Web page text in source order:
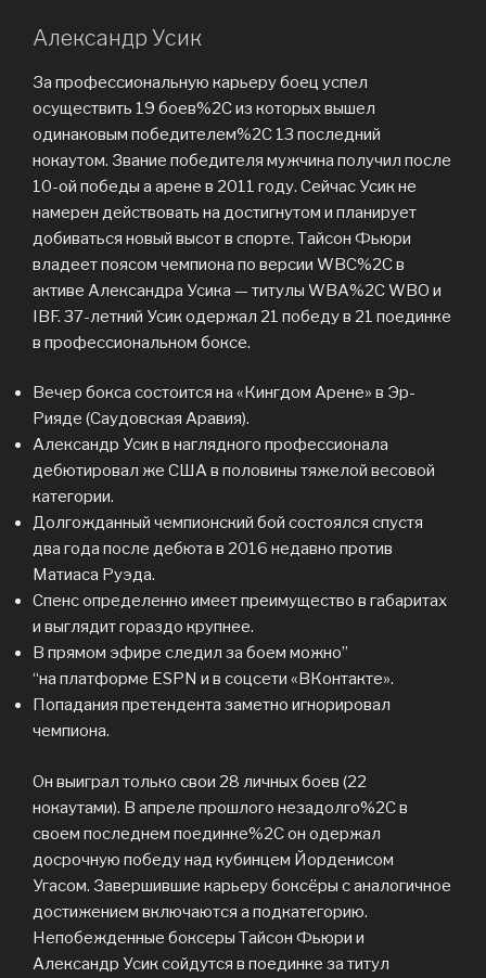
Александр Усик
За профессиональную карьеру боец успел
осуществить 19 боев%2C из которых вышел
одинаковым победителем%2C 13 последний
нокаутом. Звание победителя мужчина получил после
10-ой победы а арене в 2011 году. Сейчас Усик не
намерен действовать на достигнутом и планирует
добиваться новый высот в спорте. Тайсон Фьюри
владеет поясом чемпиона по версии WBC%2C в
активе Александра Усика — титулы WBA%2C WBO и
IBF. 37-летний Усик одержал 21 победу в 21 поединке
в профессиональном боксе.
Вечер бокса состоится на «Кингдом Арене» в Эр-
Рияде (Саудовская Аравия).
Александр Усик в наглядного профессионала
дебютировал же США в половины тяжелой весовой
категории.
Долгожданный чемпионский бой состоялся спустя
два года после дебюта в 2016 недавно против
Матиаса Руэда.
Спенс определенно имеет преимущество в габаритах
и выглядит гораздо крупнее.
В прямом эфире следил за боем можно”
“на платформе ESPN и в соцсети «ВКонтакте».
Попадания претендента заметно игнорировал
чемпиона.
Он выиграл только свои 28 личных боев (22
нокаутами). В апреле прошлого незадолго%2C в
своем последнем поединке%2C он одержал
досрочную победу над кубинцем Йорденисом
Угасом. Завершившие карьеру боксёры с аналогичное
достижением включаются а подкатегорию.
Непобежденные боксеры Тайсон Фьюри и
Александр Усик сойдутся в поединке за титул